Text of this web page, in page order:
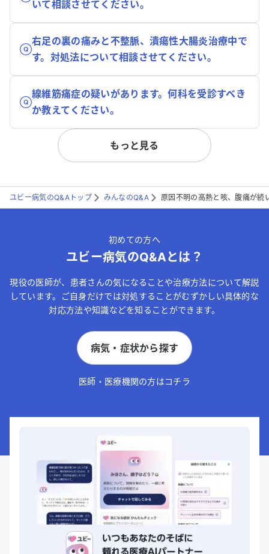
いて相談させてください。
右足の裏の痛みと不整脈、潰瘍性大腸炎治療中で
す。対処法について相談させてください。
線維筋痛症の疑いがあります。何科を受診すべき
か教えてください。
もっと見る
ユビー病気のQ&Aトップ みんなのQ&A 原因不明の高熱と咳、腹痛が続
初めての方へ
ユビー病気のQ&Aとは？
現役の医師が、患者さんの気になることや治療方法について解説
しています。ご自身だけでは対処することがむずかしい具体的な
対応方法や知識などを知ることができます。
病気・症状から探す
医師・医療機関の方はコチラ